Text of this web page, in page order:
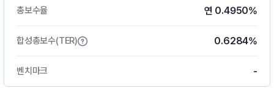
총보수율 연 0.4950%
합성총보수(TER) 0.6284%
벤치마크 -